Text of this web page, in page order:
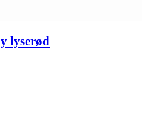
lyserød